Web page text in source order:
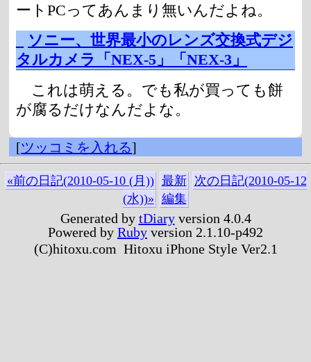
ートPCってあんまり無いんだよね。
ソニー、世界最小のレンズ交換式デジ
タルカメラ「NEX-5」「NEX-3」
これは萌える。でも私が買っても餅
が腐るだけなんだよな。
[ツッコミを入れる]
«前の日記(2010-05-10 (月)) 最新
次の日記(2010-05-12
(水))» 編集
Generated by tDiaryversion 4.0.4
Powered by Ruby version 2.1.10-p492